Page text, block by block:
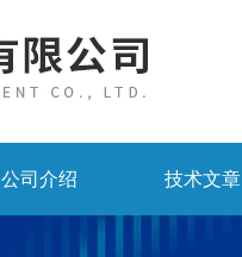
公司介绍 技术文章